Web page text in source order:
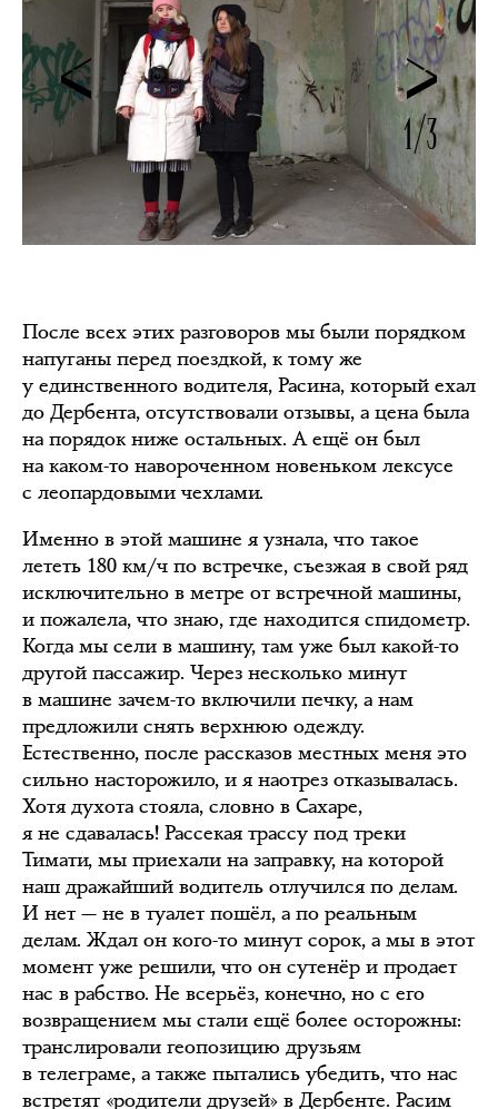
1/3
После всех этих разговоров мы были порядком
напуганы перед поездкой, к тому же
у единственного водителя, Расина, который ехал
до Дербента, отсутствовали отзывы, а цена была
на порядок ниже остальных. А ещё он был
на каком-то навороченном новеньком лексусе
с леопардовыми чехлами.
Именно в этой машине я узнала, что такое
лететь 180 км/ч по встречке, съезжая в свой ряд
исключительно в метре от встречной машины,
и пожалела, что знаю, где находится спидометр.
Когда мы сели в машину, там уже был какой-то
другой пассажир. Через несколько минут
в машине зачем-то включили печку, а нам
предложили снять верхнюю одежду.
Естественно, после рассказов местных меня это
сильно насторожило, и я наотрез отказывалась.
Хотя духота стояла, словно в Сахаре,
я не сдавалась! Рассекая трассу под треки
Тимати, мы приехали на заправку, на которой
наш дражайший водитель отлучился по делам.
И нет — не в туалет пошёл, а по реальным
делам. Ждал он кого-то минут сорок, а мы в этот
момент уже решили, что он сутенёр и продает
нас в рабство. Не всерьёз, конечно, но с его
возвращением мы стали ещё более осторожны:
транслировали геопозицию друзьям
в телеграме, а также пытались убедить, что нас
встретят «родители друзей» в Дербенте. Расим